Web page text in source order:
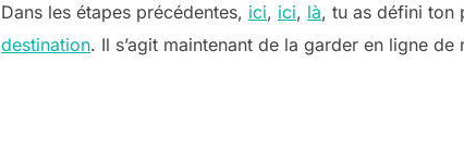
Dans les étapes précédentes, ici, ici, là, tu as défini ton
destination. Il s’agit maintenant de la garder en ligne de